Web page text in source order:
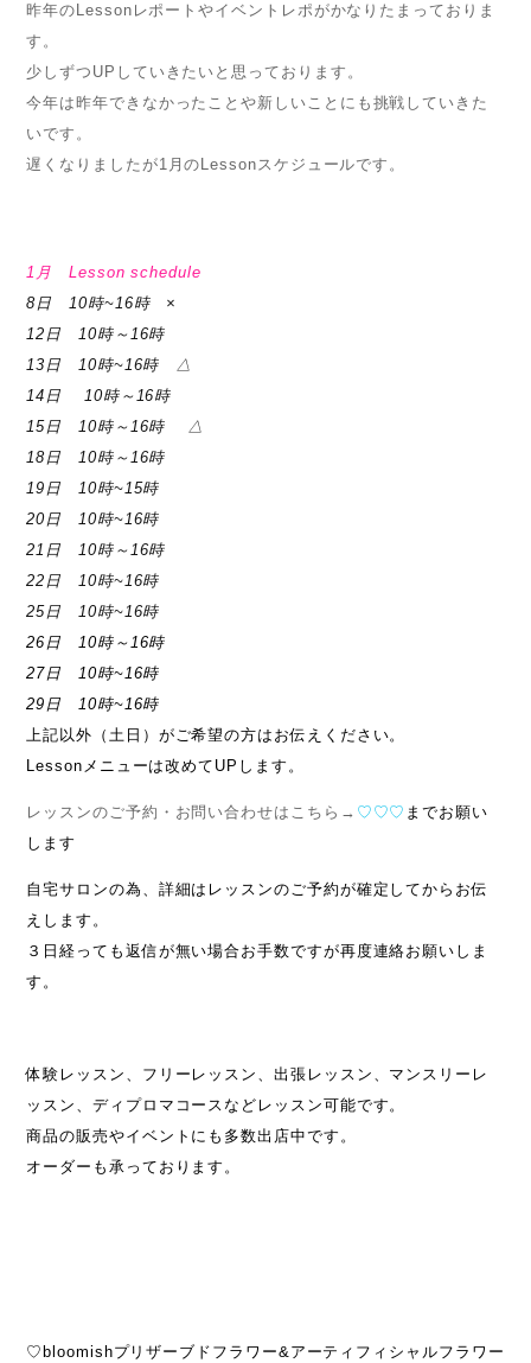
昨年のLessonレポートやイベントレポがかなりたまっておりま
す。
少しずつUPしていきたいと思っております。
今年は昨年できなかったことや新しいことにも挑戦していきた
いです。
遅くなりましたが1月のLessonスケジュールです。
1月 Lesson schedule
8日 10時~16時 ×
12日 10時～16時
13日 10時~16時 △
14日 10時～16時
15日 10時～16時 △
18日 10時～16時
19日 10時~15時
20日 10時~16時
21日 10時～16時
22日 10時~16時
25日 10時~16時
26日 10時～16時
27日 10時~16時
29日 10時~16時
上記以外（土日）がご希望の方はお伝えください。
Lessonメニューは改めてUPします。
レッスンのご予約・お問い合わせはこちら→ ♡♡♡ までお願い
します
自宅サロンの為、詳細はレッスンのご予約が確定してからお伝
えします。
３日経っても返信が無い場合お手数ですが再度連絡お願いしま
す。
体験レッスン、フリーレッスン、出張レッスン、マンスリーレ
ッスン、ディプロマコースなどレッスン可能です。
商品の販売やイベントにも多数出店中です。
オーダーも承っております。
♡bloomishプリザーブドフラワー&アーティフィシャルフラワー